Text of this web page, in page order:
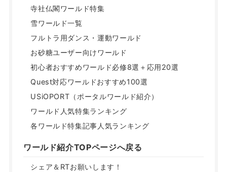
寺社仏閣ワールド特集
雪ワールド一覧
フルトラ用ダンス・運動ワールド
お砂糖ユーザー向けワールド
初心者おすすめワールド必修8選＋応用20選
Quest対応ワールドおすすめ100選
USiOPORT（ポータルワールド紹介）
ワールド人気特集ランキング
各ワールド特集記事人気ランキング
ワールド紹介TOPページへ戻る
シェア＆RTお願いします！